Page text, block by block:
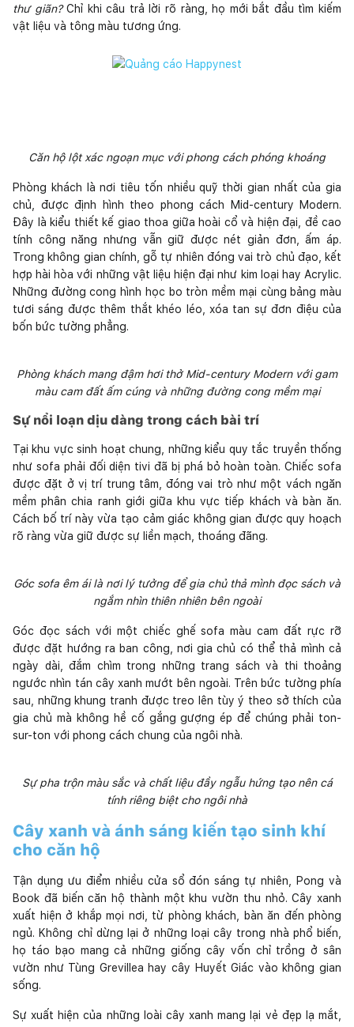
thư giãn?Chỉ khi câu trả lời rõ ràng, họ mới bắt đầu tìm kiếm
vật liệu và tông màu tương ứng.
Căn hộ lột xác ngoạn mục với phong cách phóng khoáng
Phòng khách là nơi tiêu tốn nhiều quỹ thời gian nhất của gia
chủ, được định hình theo phong cách Mid-century Modern.
Đây là kiểu thiết kế giao thoa giữa hoài cổ và hiện đại, đề cao
tính công năng nhưng vẫn giữ được nét giản đơn, ấm áp.
Trong không gian chính, gỗ tự nhiên đóng vai trò chủ đạo, kết
hợp hài hòa với những vật liệu hiện đại như kim loại hay Acrylic.
Những đường cong hình học bo tròn mềm mại cùng bảng màu
tươi sáng được thêm thắt khéo léo, xóa tan sự đơn điệu của
bốn bức tường phẳng.
Phòng khách mang đậm hơi thở Mid-century Modern với gam
màu cam đất ấm cúng và những đường cong mềm mại
Sự nổi loạn dịu dàng trong cách bài trí
Tại khu vực sinh hoạt chung, những kiểu quy tắc truyền thống
như sofa phải đối diện tivi đã bị phá bỏ hoàn toàn. Chiếc sofa
được đặt ở vị trí trung tâm, đóng vai trò như một vách ngăn
mềm phân chia ranh giới giữa khu vực tiếp khách và bàn ăn.
Cách bố trí này vừa tạo cảm giác không gian được quy hoạch
rõ ràng vừa giữ được sự liền mạch, thoáng đãng.
Góc sofa êm ái là nơi lý tưởng để gia chủ thả mình đọc sách và
ngắm nhìn thiên nhiên bên ngoài
Góc đọc sách với một chiếc ghế sofa màu cam đất rực rỡ
được đặt hướng ra ban công, nơi gia chủ có thể thả mình cả
ngày dài, đắm chìm trong những trang sách và thi thoảng
ngước nhìn tán cây xanh mướt bên ngoài. Trên bức tường phía
sau, những khung tranh được treo lên tùy ý theo sở thích của
gia chủ mà không hề cố gắng gượng ép để chúng phải ton-
sur-ton với phong cách chung của ngôi nhà.
Sự pha trộn màu sắc và chất liệu đầy ngẫu hứng tạo nên cá
tính riêng biệt cho ngôi nhà
Cây xanh và ánh sáng kiến tạo sinh khí
cho căn hộ
Tận dụng ưu điểm nhiều cửa sổ đón sáng tự nhiên, Pong và
Book đã biến căn hộ thành một khu vườn thu nhỏ. Cây xanh
xuất hiện ở khắp mọi nơi, từ phòng khách, bàn ăn đến phòng
ngủ. Không chỉ dừng lại ở những loại cây trong nhà phổ biến,
họ táo bạo mang cả những giống cây vốn chỉ trồng ở sân
vườn như Tùng Grevillea hay cây Huyết Giác vào không gian
sống.
Sự xuất hiện của những loài cây xanh mang lại vẻ đẹp lạ mắt,